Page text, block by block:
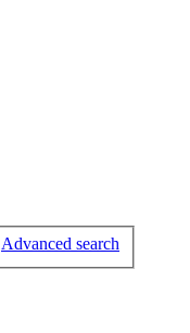
Advanced search